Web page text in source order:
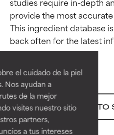
el cuidado de la piel
Nos ayudan a
de la mejor
visites nuestro sitio
partners,
a tus intereses
provide the most
This ingredient database
BACK TO
ingredientes
EXCELENTE
Ingrediente
beneficios reales
ingredientes
EXCELENTE
Ingrediente
beneficios reales